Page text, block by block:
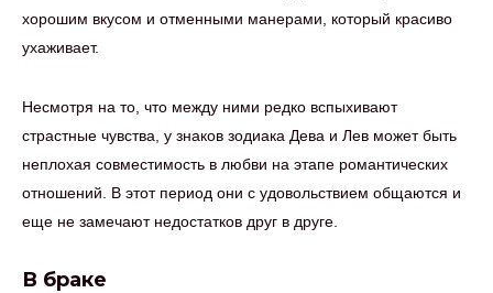
хорошим вкусом и отменными манерами, который красиво
ухаживает.
Несмотря на то, что между ними редко вспыхивают
страстные чувства, у знаков зодиака Дева и Лев может быть
неплохая совместимость в любви на этапе романтических
отношений. В этот период они с удовольствием общаются и
еще не замечают недостатков друг в друге.
В браке